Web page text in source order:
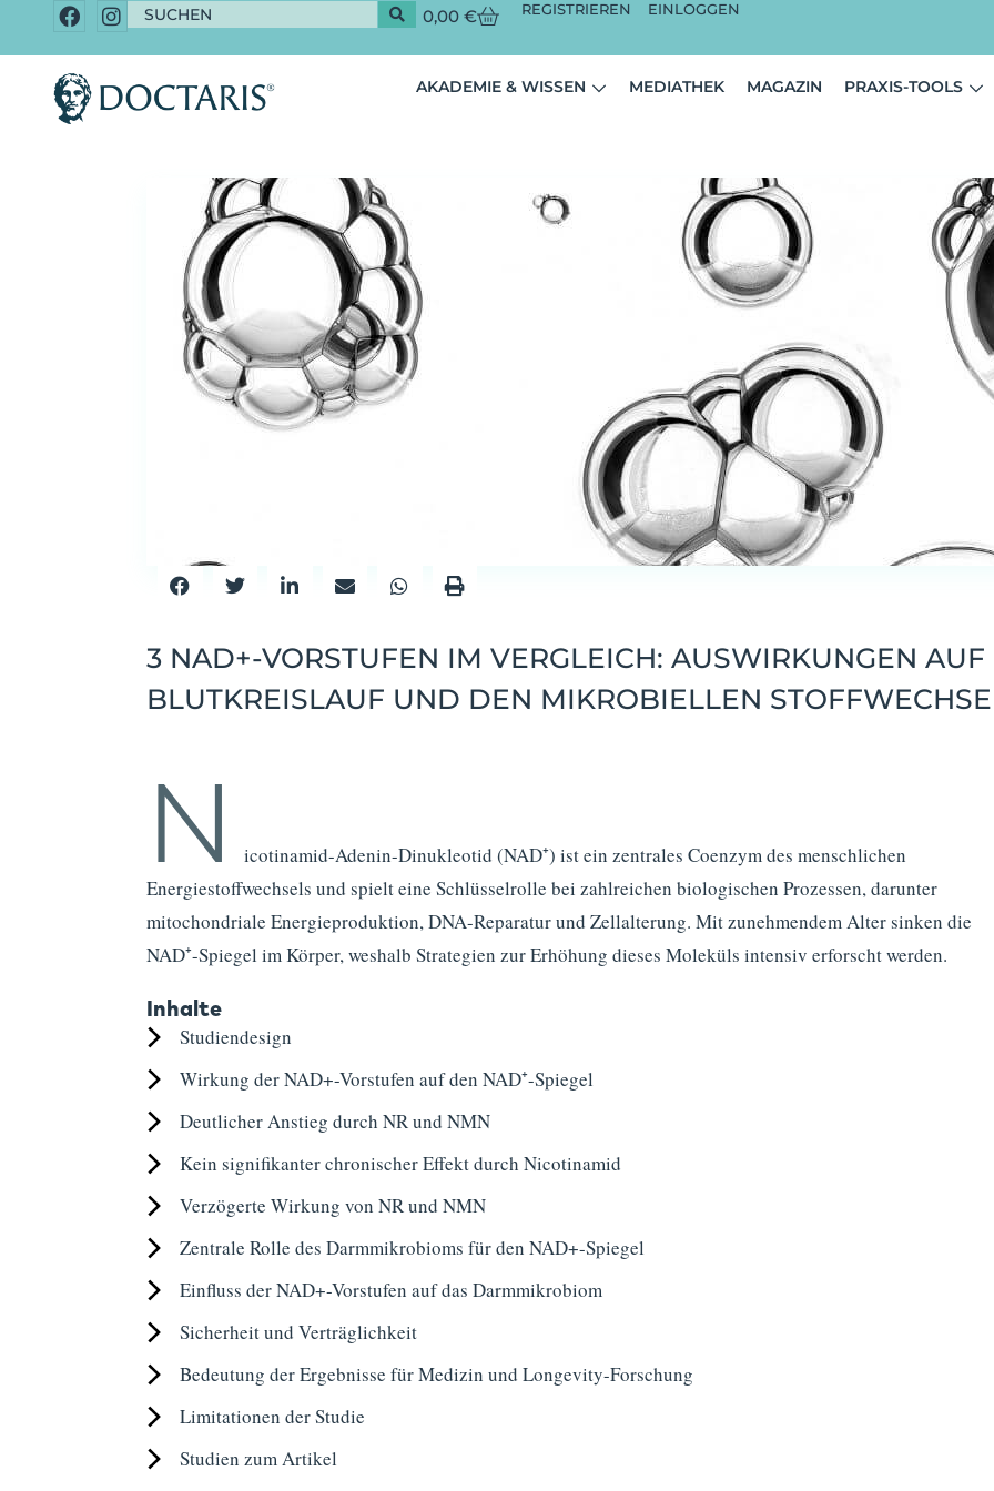
0,00€ REGISTRIEREN EINLOGGEN
AKADEMIE & WISSEN MEDIATHEK MAGAZIN PRAXIS-TOOLS
3 NAD+-VORSTUFEN IM VERGLEICH: AUSWIRKUNGEN
BLUTKREISLAUF UND DEN MIKROBIELLEN
N icotinamid-Adenin-Dinukleotid (NAD⁺) ist ein zentrales Coenzym des menschlichen
Energiestoffwechsels und spielt eine Schlüsselrolle bei zahlreichen biologischen Prozessen, darunter
mitochondriale Energieproduktion, DNA-Reparatur und Zellalterung. Mit zunehmendem Alter sinken die
NAD⁺-Spiegel im Körper, weshalb Strategien zur Erhöhung dieses Moleküls intensiv erforscht werden.
Inhalte
Studiendesign
Wirkung der NAD+-Vorstufen auf den NAD⁺-Spiegel
Deutlicher Anstieg durch NR und NMN
Kein signifikanter chronischer Effekt durch Nicotinamid
Verzögerte Wirkung von NR und NMN
Zentrale Rolle des Darmmikrobioms für den NAD+-Spiegel
Einfluss der NAD+-Vorstufen auf das Darmmikrobiom
Sicherheit und Verträglichkeit
Bedeutung der Ergebnisse für Medizin und Longevity-Forschung
Limitationen der Studie
Studien zum Artikel